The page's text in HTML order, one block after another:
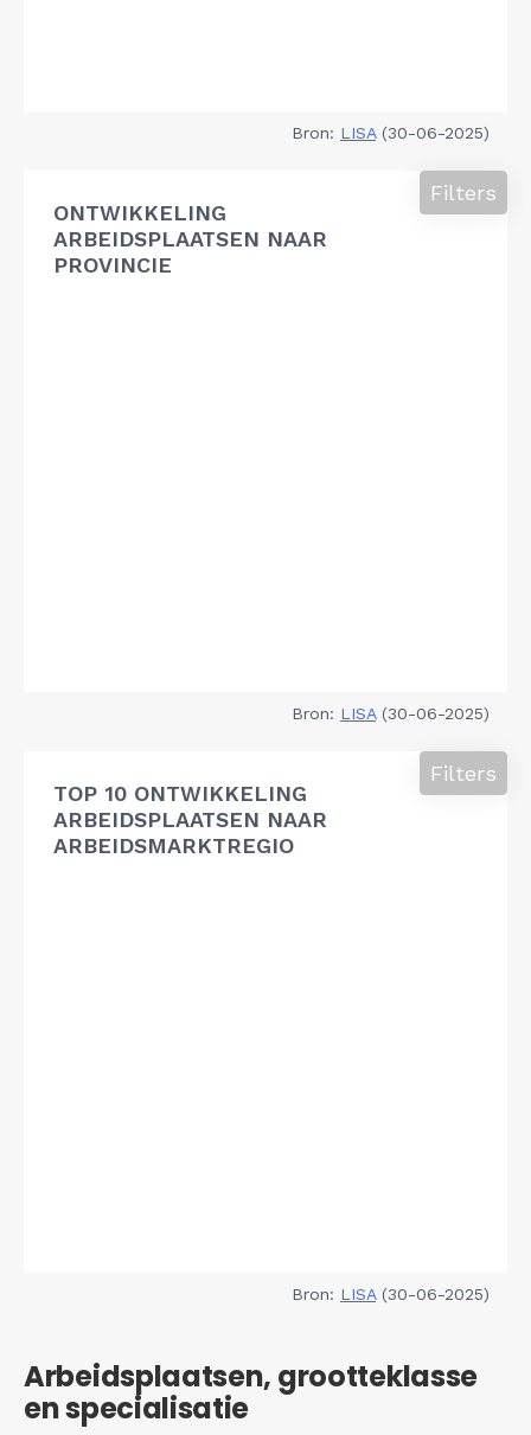
Bron: LISA(30-06-2025)
ONTWIKKELING
ARBEIDSPLAATSEN NAAR
PROVINCIE
Filters
Bron: LISA(30-06-2025)
TOP 10 ONTWIKKELING
ARBEIDSPLAATSEN NAAR
ARBEIDSMARKTREGIO
Filters
Bron: LISA(30-06-2025)
Arbeidsplaatsen, grootteklasse
en specialisatie